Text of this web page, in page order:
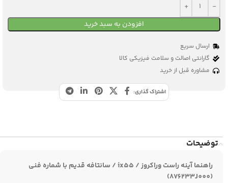
افزودن به سبد خرید
ارسال سریع
گارانتی اصالت و سلامت فیزیکی کالا
مشاوره قبل از خرید
اشتراک گذاری:
توضیحات
راهنما آینه راست وراکروز / ix55 / سانتافه قدیم با شماره فنی
(876233J000)